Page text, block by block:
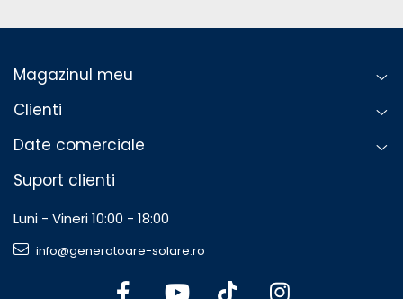
Magazinul meu
Clienti
Date comerciale
Suport clienti
Luni - Vineri 10:00 - 18:00
info@generatoare-solare.ro